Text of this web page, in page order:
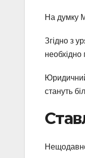
На думку
Згідно з
необхідно
стануть